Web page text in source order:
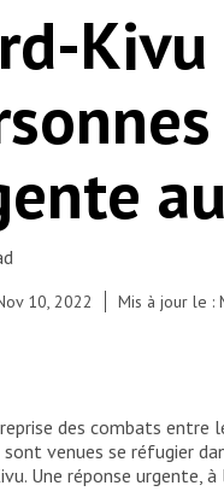
an awareness
on basic hygiene
of water-borne
by MSF, including
health
10, 2022 Mis à jour le :
des combats entre
sont venues se réfugier
Une réponse urgente,